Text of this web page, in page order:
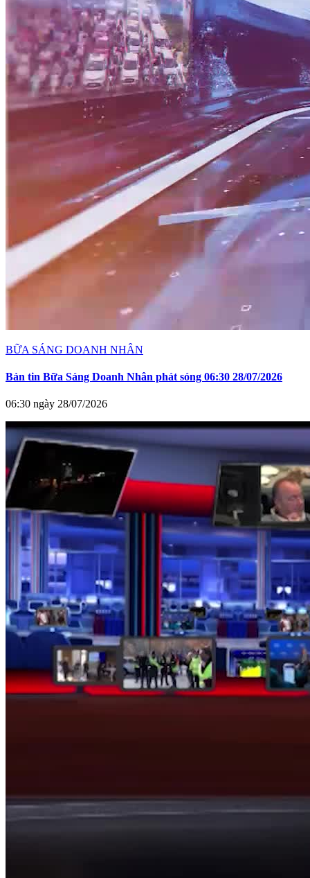
BỮA SÁNG DOANH NHÂN
Bản tin Bữa Sáng Doanh Nhân phát sóng 06:30 28/07/2026
06:30 ngày 28/07/2026